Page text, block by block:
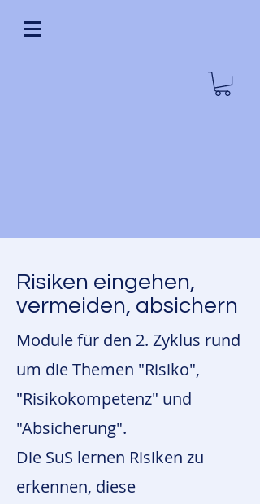
Risiken eingehen,
vermeiden, absichern
Module für den 2. Zyklus rund
um die Themen "Risiko",
"Risikokompetenz" und
"Absicherung".
Die SuS lernen Risiken zu
erkennen, diese